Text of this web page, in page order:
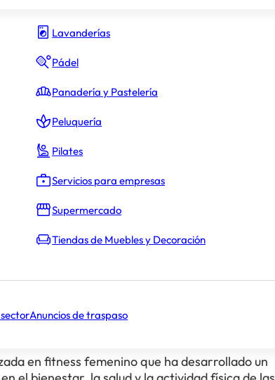
Lavanderías
Pádel
Panadería y Pastelería
Peluquería
Pilates
Servicios para empresas
Supermercado
Tiendas de Muebles y Decoración
Anuncios de traspaso
de entrada (
en fitness femenino que ha desarrollado un